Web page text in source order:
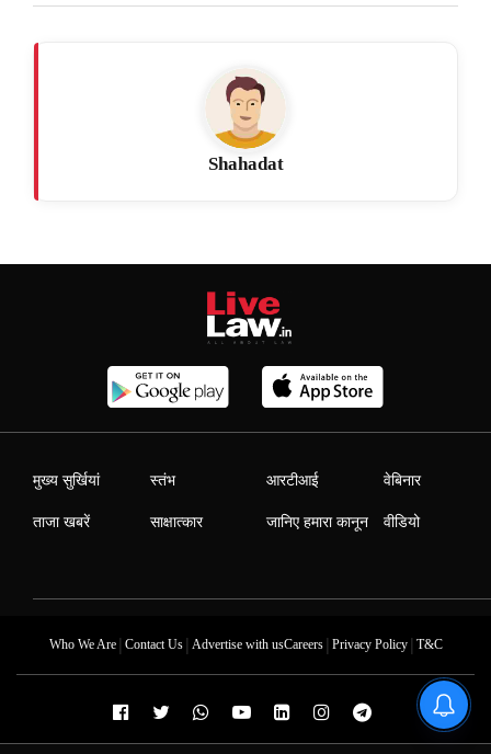
Shahadat
मुख्य सुर्खियां
ताजा खबरें
स्तंभ
साक्षात्कार
आरटीआई
जानिए हमारा कानून
वेबिनार
वीडियो
Who We Are| Contact Us| Advertise with usCareers| Privacy Policy| T&C